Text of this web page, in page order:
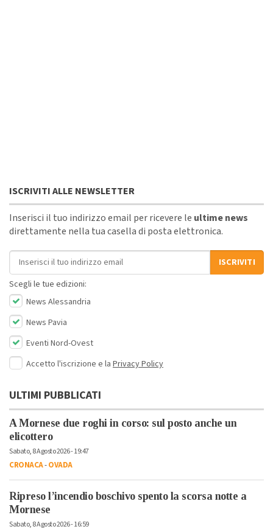
ISCRIVITI ALLE NEWSLETTER
Inserisci il tuo indirizzo email per ricevere le ultime news
direttamente nella tua casella di posta elettronica.
Indirizzo email
ISCRIVITI
Scegli le tue edizioni:
News Alessandria
News Pavia
Eventi Nord-Ovest
Accetto l'iscrizione e la Privacy Policy
ULTIMI PUBBLICATI
A Mornese due roghi in corso: sul posto anche un
elicottero
Sabato, 8 Agosto 2026 - 19:47
CRONACA-OVADA
Ripreso l’incendio boschivo spento la scorsa notte a
Mornese
Sabato, 8 Agosto 2026 - 16:59